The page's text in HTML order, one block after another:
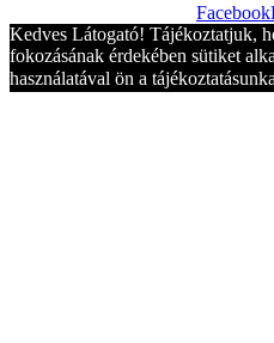
Facebook
Kedves Látogató! Tájékoztatjuk,
fokozásának érdekében sütiket
használatával ön a